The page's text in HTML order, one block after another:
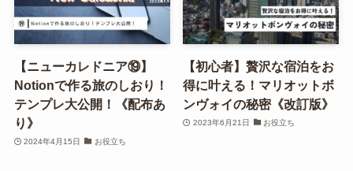
【ニューカレドニア⑲】
Notionで作る旅のしおり！
テンプレ大公開！《配布あ
り》
2024年4月15日 お役立ち
【初心者】贅沢な宿泊をお
得に叶える！マリオットボ
ンヴォイの秘密《改訂版》
2023年6月21日 お役立ち